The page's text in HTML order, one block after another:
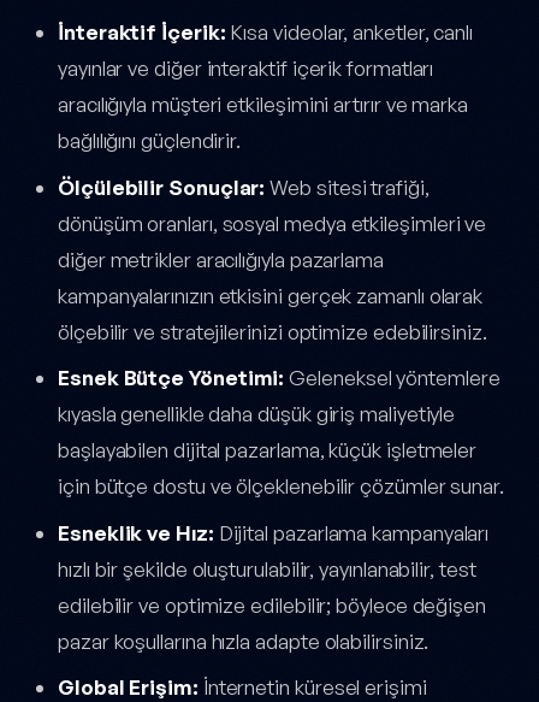
İnteraktif İçerik: Kısa videolar, anketler, canlı
yayınlar ve diğer interaktif içerik formatları
aracılığıyla müşteri etkileşimini artırır ve marka
bağlılığını güçlendirir.
Ölçülebilir Sonuçlar: Web sitesi trafiği,
dönüşüm oranları, sosyal medya etkileşimleri ve
diğer metrikler aracılığıyla pazarlama
kampanyalarınızın etkisini gerçek zamanlı olarak
ölçebilir ve stratejilerinizi optimize edebilirsiniz.
Esnek Bütçe Yönetimi: Geleneksel yöntemlere
kıyasla genellikle daha düşük giriş maliyetiyle
başlayabilen dijital pazarlama, küçük işletmeler
için bütçe dostu ve ölçeklenebilir çözümler sunar.
Esneklik ve Hız: Dijital pazarlama kampanyaları
hızlı bir şekilde oluşturulabilir, yayınlanabilir, test
edilebilir ve optimize edilebilir; böylece değişen
pazar koşullarına hızla adapte olabilirsiniz.
Global Erişim: İnternetin küresel erişimi